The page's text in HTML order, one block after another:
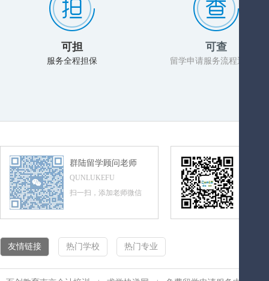
可担
服务全程担保
可查
留学申请服务流程透明化
群陆留学顾问老师
QUNLUKEFU
扫一扫，添加老师微信
友情链接 热门学校 热门专业